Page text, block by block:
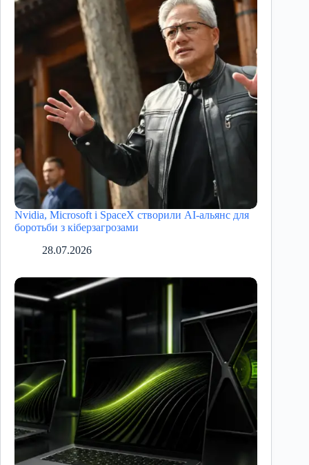
Nvidia, Microsoft і SpaceX створили AI-альянс для
боротьби з кіберзагрозами
28.07.2026